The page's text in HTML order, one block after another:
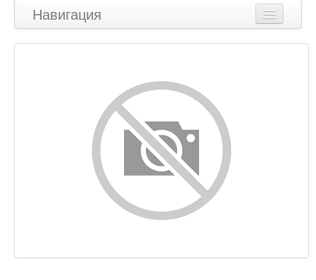
Навигация
Наверх
Ключевые слова
Юзабилити
Документ
Мобильный телефон